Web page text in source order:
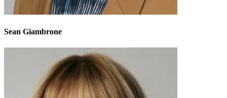
Sean Giambrone